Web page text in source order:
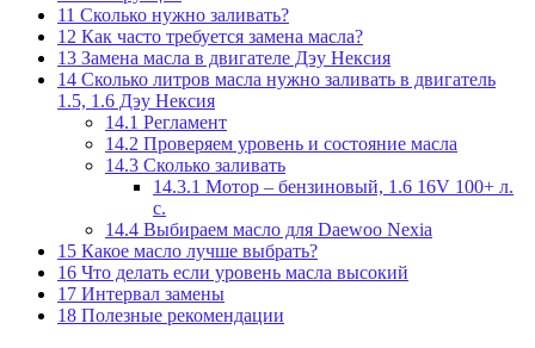
11 Сколько нужно заливать?
12 Как часто требуется замена масла?
13 Замена масла в двигателе Дэу Нексия
14 Сколько литров масла нужно заливать в двигатель
1.5, 1.6 Дэу Нексия
14.1 Регламент
14.2 Проверяем уровень и состояние масла
14.3 Сколько заливать
14.3.1 Мотор – бензиновый, 1.6 16V 100+ л.
с.
14.4 Выбираем масло для Daewoo Nexia
15 Какое масло лучше выбрать?
16 Что делать если уровень масла высокий
17 Интервал замены
18 Полезные рекомендации